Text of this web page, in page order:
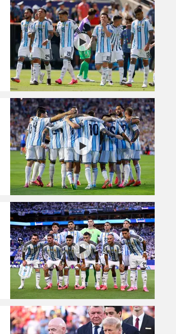
תקנון משתתפים וזוכים בפרסים
תקנון עבור פעילות אלקטרה
תקנון עבור פעילות ספורט 1 – "מרלן"
טניס
גיימינג E-Sports
תנאי שימוש
מדיניות פרטיות
תקנון פעילות ספורט 1
רשיון להקרנה פומבית לבית עסק
הצטרפות לחבילת הערוצים
לוח דרושים – ג'ובנט
תגיות
המגזין